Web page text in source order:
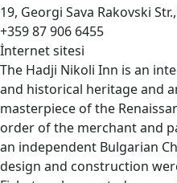
19, Georgi Sava Rakovski
+359 87 906 6455
İnternet sitesi
The Hadji Nikoli Inn is an
and historical heritage and
masterpiece of the
order of the merchant and
an independent Bulgarian
design and construction